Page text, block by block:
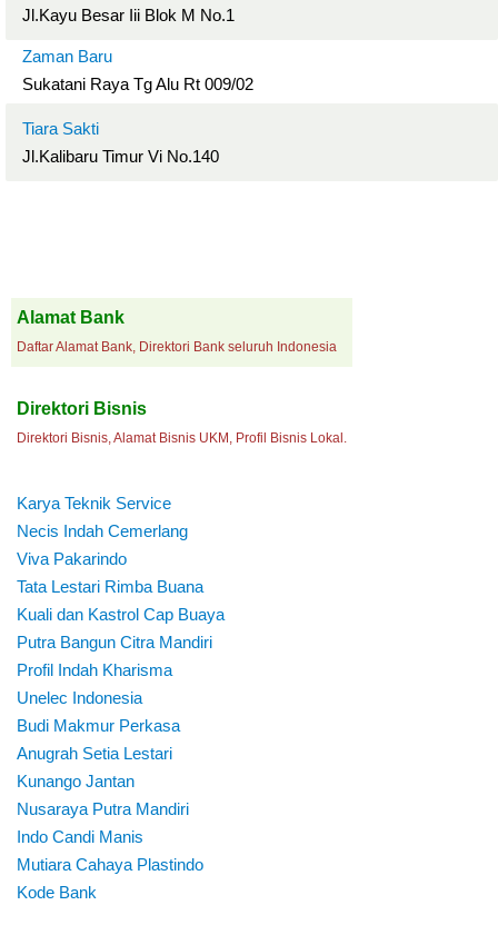
Jl.Kayu Besar Iii Blok M No.1
Zaman Baru
Sukatani Raya Tg Alu Rt 009/02
Tiara Sakti
Jl.Kalibaru Timur Vi No.140
Alamat Bank
Daftar Alamat Bank, Direktori Bank seluruh Indonesia
Direktori Bisnis
Direktori Bisnis, Alamat Bisnis UKM, Profil Bisnis Lokal.
Karya Teknik Service
Necis Indah Cemerlang
Viva Pakarindo
Tata Lestari Rimba Buana
Kuali dan Kastrol Cap Buaya
Putra Bangun Citra Mandiri
Profil Indah Kharisma
Unelec Indonesia
Budi Makmur Perkasa
Anugrah Setia Lestari
Kunango Jantan
Nusaraya Putra Mandiri
Indo Candi Manis
Mutiara Cahaya Plastindo
Kode Bank